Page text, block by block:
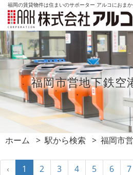
福岡の賃貸物件は住まいのサポーター アルコにおま
福岡市営地下鉄
ホーム 駅から検索 福岡市
‹ 1 2 3 4 5 6 7